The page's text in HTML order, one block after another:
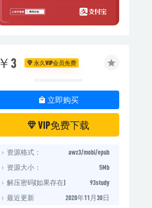
￥3 永久VIP会员免费
立即购买
VIP免费下载
资源格式：
awz3/mobi/epub
资源大小：
5Mb
解压密码(如果存在)
93study
最近更新
2020年11月30日